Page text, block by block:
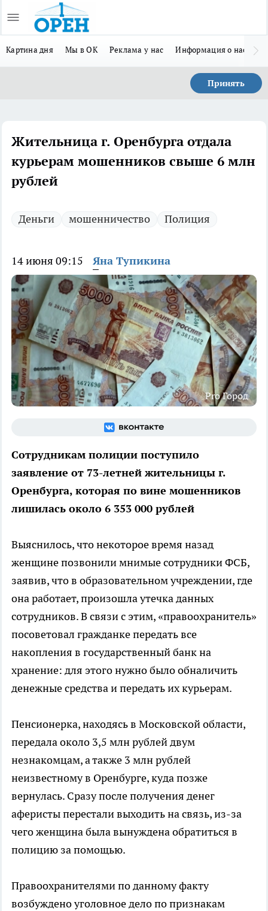
Картина дня Мы в ОК Реклама у нас Информация о нас
Принять
Жительница г. Оренбурга отдала
курьерам мошенников свыше 6 млн
рублей
Деньги мошенничество Полиция
14 июня 09:15 Яна Тупикина
Pro Город
Сотрудникам полиции поступило
заявление от 73-летней жительницы г.
Оренбурга, которая по вине мошенников
лишилась около 6 353 000 рублей
Выяснилось, что некоторое время назад
женщине позвонили мнимые сотрудники ФСБ,
заявив, что в образовательном учреждении, где
она работает, произошла утечка данных
сотрудников. В связи с этим, «правоохранитель»
посоветовал гражданке передать все
накопления в государственный банк на
хранение: для этого нужно было обналичить
денежные средства и передать их курьерам.
Пенсионерка, находясь в Московской области,
передала около 3,5 млн рублей двум
незнакомцам, а также 3 млн рублей
неизвестному в Оренбурге, куда позже
вернулась. Сразу после получения денег
аферисты перестали выходить на связь, из-за
чего женщина была вынуждена обратиться в
полицию за помощью.
Правоохранителями по данному факту
возбуждено уголовное дело по признакам